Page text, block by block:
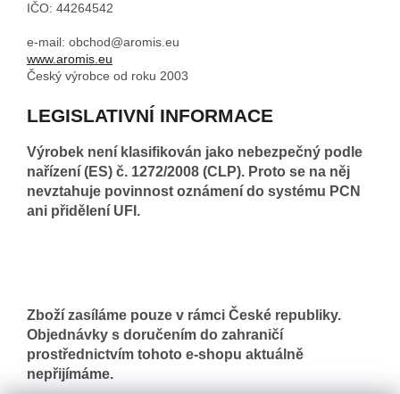
IČO: 44264542
e-mail: obchod@aromis.eu
www.aromis.eu
Český výrobce od roku 2003
LEGISLATIVNÍ INFORMACE
Výrobek není klasifikován jako nebezpečný podle
nařízení (ES) č. 1272/2008 (CLP). Proto se na něj
nevztahuje povinnost oznámení do systému PCN
ani přidělení UFI.
Zboží zasíláme pouze v rámci České republiky.
Objednávky s doručením do zahraničí
prostřednictvím tohoto e-shopu aktuálně
nepřijímáme.